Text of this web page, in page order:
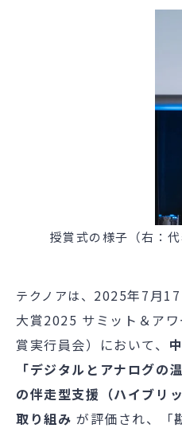
授賞式の様子（右：
テクノアは、 2025年7 月17
大賞2025 サミット＆ア
賞実行員会）において、
「デジタルとアナログの
の伴走型支援（ハイブリ
取り組み が評価され、